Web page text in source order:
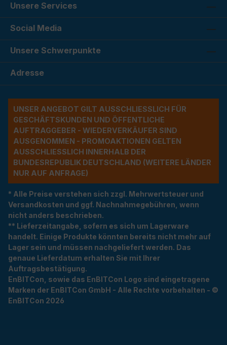
Unsere Services
Social Media
Unsere Schwerpunkte
Adresse
UNSER ANGEBOT GILT AUSSCHLIESSLICH FÜR G
ESCHÄFTSKUNDEN UND ÖFFENTLICHE A
UFTRAGGEBER - WIEDERVERKÄUFER SIND A
USGENOMMEN - PROMOAKTIONEN GELTEN A
USSCHLIESSLICH INNERHALB DER BU
NDESREPUBLIK DEUTSCHLAND (WEITERE LÄNDER NU
R AUF ANFRAGE)
* Alle Preise verstehen sich zzgl. Mehrwertsteuer und
Versandkosten und ggf. Nachnahmegebühren, wenn
nicht anders beschrieben.
** Lieferzeitangabe, sofern es sich um Lagerware
handelt. Einige Produkte könnten bereits nicht mehr auf
Lager sein und müssen nachgeliefert werden. Das
genaue Lieferdatum erhalten Sie mit Ihrer
Auftragsbestätigung.
EnBITCon, sowie das EnBITCon Logo sind eingetragene
Marken der EnBITCon GmbH - Alle Rechte vorbehalten - ©
EnBITCon 2026